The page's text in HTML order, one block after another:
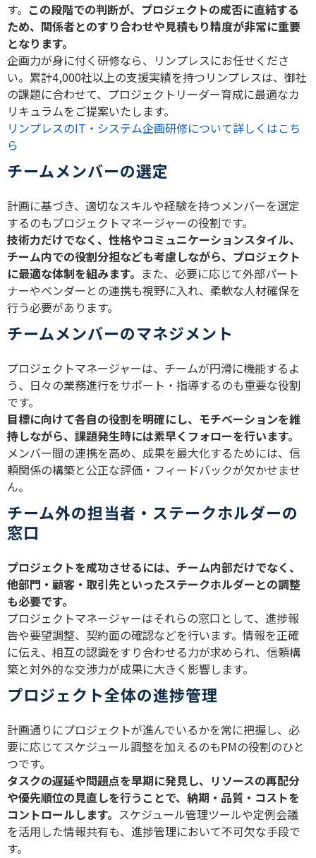
す。 この段階での判断が、プロジェクトの成否に直結する
ため、関係者とのすり合わせや見積もり精度が非常に重要
となります。
企画力が身に付く研修なら、リンプレスにお任せくださ
い。累計4,000社以上の支援実績を持つリンプレスは、御社
の課題に合わせて、プロジェクトリーダー育成に最適なカ
リキュラムをご提案いたします。
リンプレスのIT・システム企画研修について詳しくはこち
ら
チームメンバーの選定
計画に基づき、適切なスキルや経験を持つメンバーを選定
するのもプロジェクトマネージャーの役割です。
技術力だけでなく、性格やコミュニケーションスタイル、
チーム内での役割分担なども考慮しながら、プロジェクト
に最適な体制を組みます。 また、必要に応じて外部パート
ナーやベンダーとの連携も視野に入れ、柔軟な人材確保を
行う必要があります。
チームメンバーのマネジメント
プロジェクトマネージャーは、チームが円滑に機能するよ
う、日々の業務進行をサポート・指導するのも重要な役割
です。
目標に向けて各自の役割を明確にし、モチベーションを維
持しながら、課題発生時には素早くフォローを行います。
メンバー間の連携を高め、成果を最大化するためには、信
頼関係の構築と公正な評価・フィードバックが欠かせませ
ん。
チーム外の担当者・ステークホルダーの
窓口
プロジェクトを成功させるには、チーム内部だけでなく、
他部門・顧客・取引先といったステークホルダーとの調整
も必要です。
プロジェクトマネージャーはそれらの窓口として、進捗報
告や要望調整、契約面の確認などを行います。情報を正確
に伝え、相互の認識をすり合わせる力が求められ、信頼構
築と対外的な交渉力が成果に大きく影響します。
プロジェクト全体の進捗管理
計画通りにプロジェクトが進んでいるかを常に把握し、必
要に応じてスケジュール調整を加えるのもPMの役割のひと
つです。
タスクの遅延や問題点を早期に発見し、リソースの再配分
や優先順位の見直しを行うことで、納期・品質・コストを
コントロールします。 スケジュール管理ツールや定例会議
を活用した情報共有も、進捗管理において不可欠な手段で
す。